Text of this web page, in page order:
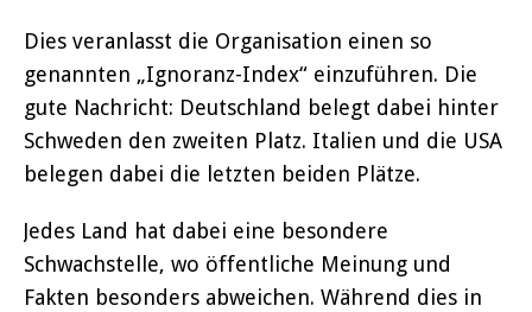
Dies veranlasst die Organisation einen so
genannten „Ignoranz-Index“ einzuführen. Die
gute Nachricht: Deutschland belegt dabei hinter
Schweden den zweiten Platz. Italien und die USA
belegen dabei die letzten beiden Plätze.
Jedes Land hat dabei eine besondere
Schwachstelle, wo öffentliche Meinung und
Fakten besonders abweichen. Während dies in